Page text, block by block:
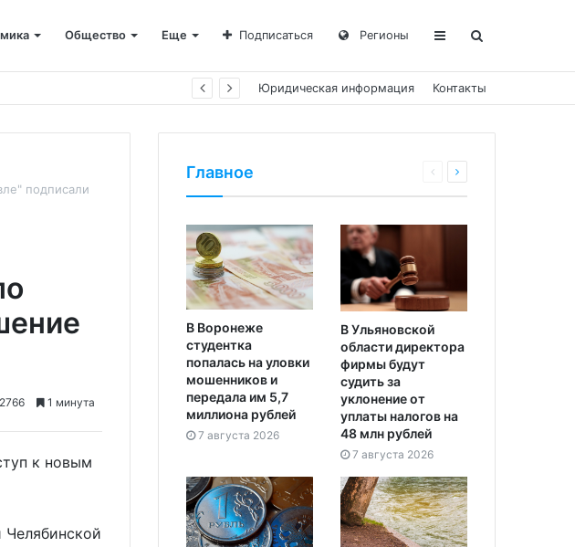
Общество Еще Подписаться Регионы
налогов на 48 млн рублей Юридическая информация Контакты
подписали
1 минута
к новым
Главное
В Воронеже
студентка
попалась на уловки
мошенников и
передала им 5,7
миллиона рублей
7 августа 2026
В Ульяновской
области директора
фирмы будут
судить за
уклонение от
уплаты налогов на
48 млн рублей
7 августа 2026